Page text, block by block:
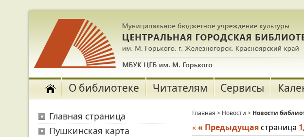
О библиотеке Читателям Сервисы
Главная страница
Пушкинская карта
Главная > Новости > Новости
«« Предыдущаястраница 1